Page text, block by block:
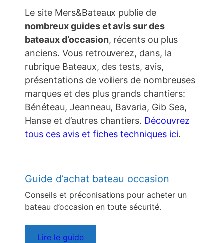
Le site Mers&Bateaux publie de
nombreux guides et avis sur des
bateaux d’occasion, récents ou plus
anciens. Vous retrouverez, dans, la
rubrique Bateaux, des tests, avis,
présentations de voiliers de nombreuses
marques et des plus grands chantiers:
Bénéteau, Jeanneau, Bavaria, Gib Sea,
Hanse et d’autres chantiers. Découvrez
tous ces avis et fiches techniques ici.
Guide d’achat bateau occasion
Conseils et préconisations pour acheter un
bateau d’occasion en toute sécurité.
Lire le guide